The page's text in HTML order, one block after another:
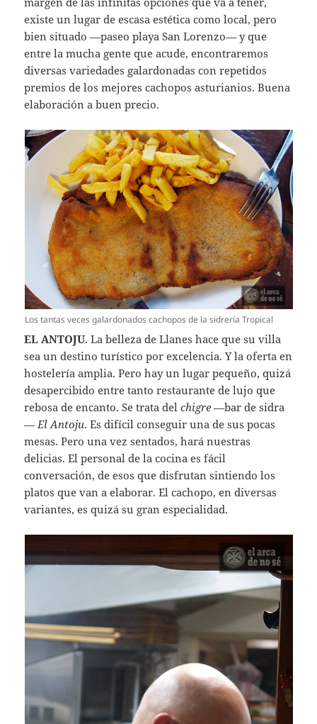
existe un lugar de escasa estética como local, pero
bien situado —paseo playa San Lorenzo— y que
entre la mucha gente que acude, encontraremos
diversas variedades galardonadas con repetidos
premios de los mejores cachopos asturianios. Buena
elaboración a buen precio.
Los tantas veces galardonados cachopos de la sidrería Tropical
EL ANTOJU. La belleza de Llanes hace que su villa
sea un destino turístico por excelencia. Y la oferta en
hostelería amplia. Pero hay un lugar pequeño, quizá
desapercibido entre tanto restaurante de lujo que
rebosa de encanto. Se trata delchigre—bar de sidra
—El Antoju. Es difícil conseguir una de sus pocas
mesas. Pero una vez sentados, hará nuestras
delicias. El personal de la cocina es fácil
conversación, de esos que disfrutan sintiendo los
platos que van a elaborar. El cachopo, en diversas
variantes, es quizá su gran especialidad.